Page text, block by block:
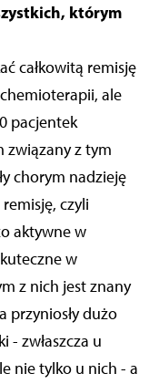
którym
całkowitą remisję
ale
pacjentek
związany z tym
chorym nadzieję
czyli
aktywne w
w
z nich jest znany
przyniosły dużo
- zwłaszcza u
nie tylko u nich - a